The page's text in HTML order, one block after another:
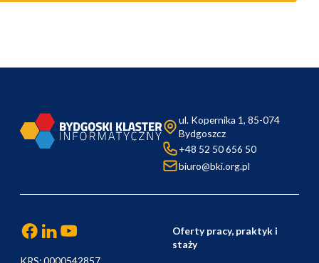
ul. Kopernika 1, 85-074
Bydgoszcz
+48 52 50 656 50
biuro@bki.org.pl
KRS: 0000542857
Oferty pracy, praktyk i
staży